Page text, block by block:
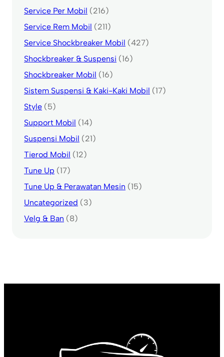
Service Per Mobil (216)
Service Rem Mobil (211)
Service Shockbreaker Mobil (427)
Shockbreaker & Suspensi (16)
Shockbreaker Mobil (16)
Sistem Suspensi & Kaki-Kaki Mobil (17)
Style (5)
Support Mobil (14)
Suspensi Mobil (21)
Tierod Mobil (12)
Tune Up (17)
Tune Up & Perawatan Mesin (15)
Uncategorized (3)
Velg & Ban (8)